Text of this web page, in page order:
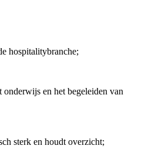
hospitalitybranche;
onderwijs en het begeleiden van
sterk en houdt overzicht;